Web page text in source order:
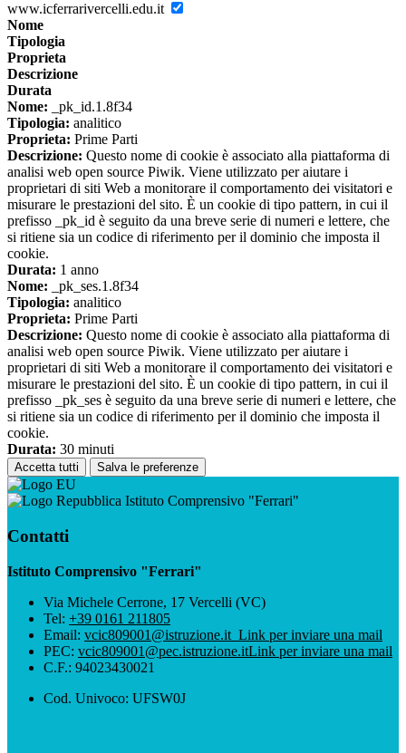
www.icferrarivercelli.edu.it
Nome
Tipologia
Proprieta
Descrizione
Durata
Nome: _pk_id.1.8f34
Tipologia: analitico
Proprieta: Prime Parti
Descrizione: Questo nome di cookie è associato alla piattaforma di
analisi web open source Piwik. Viene utilizzato per aiutare i
proprietari di siti Web a monitorare il comportamento dei visitatori e
misurare le prestazioni del sito. È un cookie di tipo pattern, in cui il
prefisso _pk_id è seguito da una breve serie di numeri e lettere, che
si ritiene sia un codice di riferimento per il dominio che imposta il
cookie.
Durata: 1 anno
Nome: _pk_ses.1.8f34
Tipologia: analitico
Proprieta: Prime Parti
Descrizione: Questo nome di cookie è associato alla piattaforma di
analisi web open source Piwik. Viene utilizzato per aiutare i
proprietari di siti Web a monitorare il comportamento dei visitatori e
misurare le prestazioni del sito. È un cookie di tipo pattern, in cui il
prefisso _pk_ses è seguito da una breve serie di numeri e lettere, che
si ritiene sia un codice di riferimento per il dominio che imposta il
cookie.
Durata: 30 minuti
Accetta tutti Salva le preferenze
Istituto Comprensivo "Ferrari"
Contatti
Istituto Comprensivo "Ferrari"
Via Michele Cerrone, 17 Vercelli (VC)
Tel: +39 0161 211805
Email: vcic809001@istruzione.it Link per inviare una mail
PEC: vcic809001@pec.istruzione.itLink per inviare una mail
C.F.: 94023430021
Cod. Univoco: UFSW0J